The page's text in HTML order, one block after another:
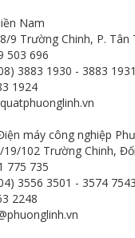
Nam
9 Trường Chinh, P. Tân
503 696
3883 1930 - 3883 1931
1924
máy công nghiệp
19/102 Trường Chinh,
775 735
3556 3501 - 3574 7543
2248